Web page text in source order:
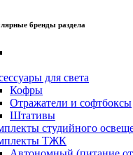
бренды раздела
для света
Кофры
Отражатели и софтбоксы
Штативы
студийного
ТЖК